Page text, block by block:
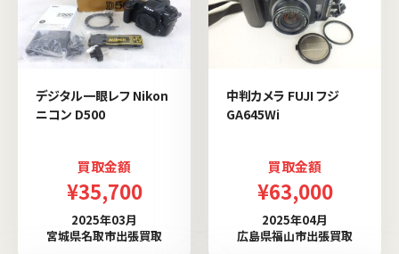
デジタル一眼レフ Nikon
ニコン D500
買取金額
¥35,700
2025年03月
宮城県名取市出張買取
中判カメラ FUJI フジ
GA645Wi
買取金額
¥63,000
2025年04月
広島県福山市出張買取